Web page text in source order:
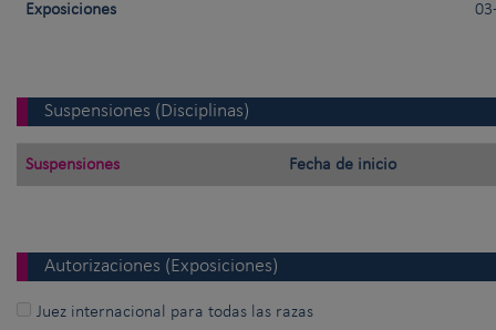
Exposiciones
Suspensiones (Disciplinas)
Suspensiones Fecha de inicio
Autorizaciones (Exposiciones)
Juez internacional para todas las razas